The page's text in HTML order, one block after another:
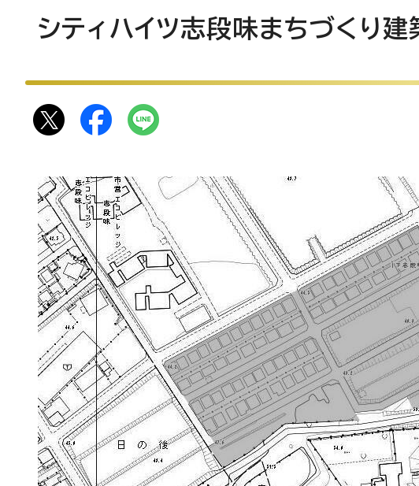
シティハイツ志段味まちづくり建